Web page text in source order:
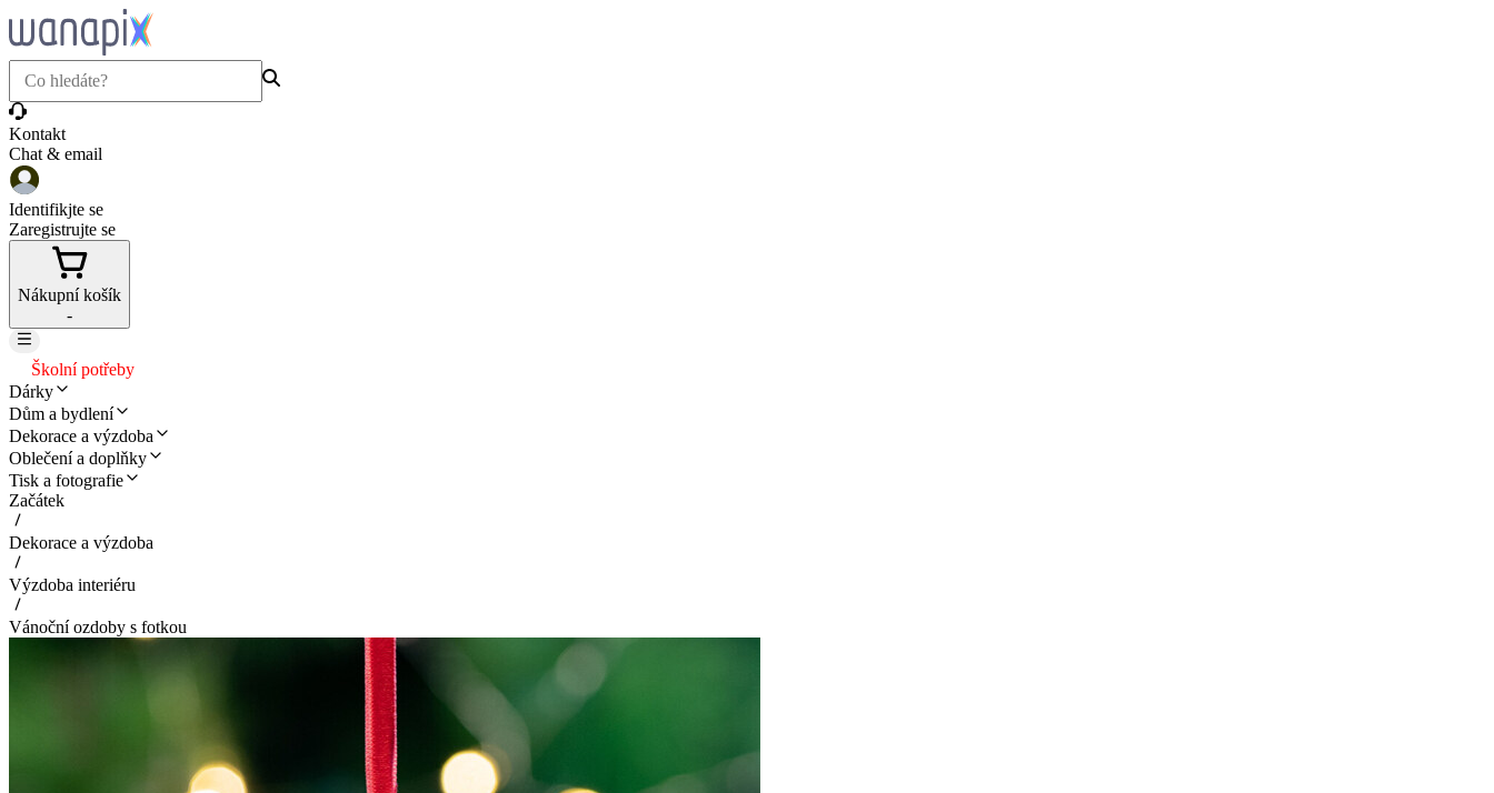
Kontakt
Chat & email
Identifikjte se
Zaregistrujte se
Nákupní košík
-
Školní potřeby
Dárky
Dům a bydlení
Dekorace a výzdoba
Oblečení a doplňky
Tisk a fotografie
Začátek
Dekorace a výzdoba
Výzdoba interiéru
Vánoční ozdoby s fotkou